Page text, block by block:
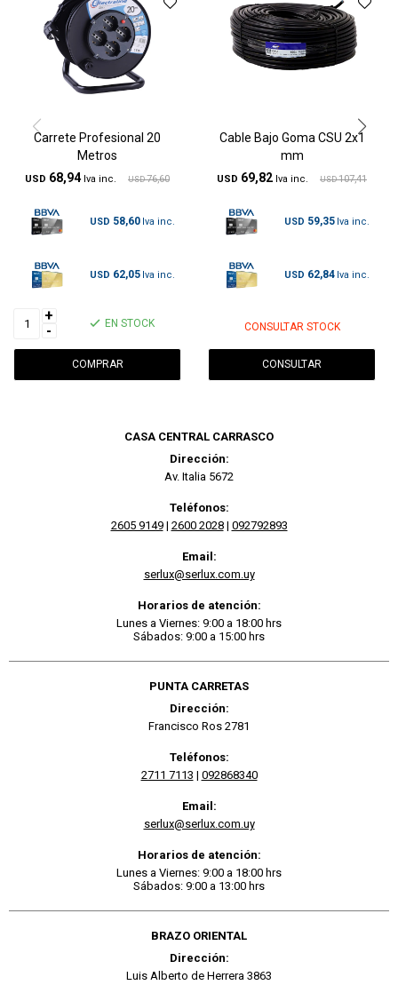
Carrete Profesional 20
Metros
USD 68,94 USD 76,60
USD 58,60
USD 62,05
+
-
EN STOCK
Cable Bajo Goma CSU 2x1
mm
USD 69,82 USD 107,41
USD 59,35
USD 62,84
CONSULTAR STOCK
CONSULTAR
CASA CENTRAL CARRASCO
Dirección:
Av. Italia 5672
Teléfonos:
2605 9149| 2600 2028| 092792893
Email:
serlux@serlux.com.uy
Horarios de atención:
Lunes a Viernes: 9:00 a 18:00 hrs
Sábados: 9:00 a 15:00 hrs
PUNTA CARRETAS
Dirección:
Francisco Ros 2781
Teléfonos:
2711 7113 | 092868340
Email:
serlux@serlux.com.uy
Horarios de atención:
Lunes a Viernes: 9:00 a 18:00 hrs
Sábados: 9:00 a 13:00 hrs
BRAZO ORIENTAL
Dirección:
Luis Alberto de Herrera 3863